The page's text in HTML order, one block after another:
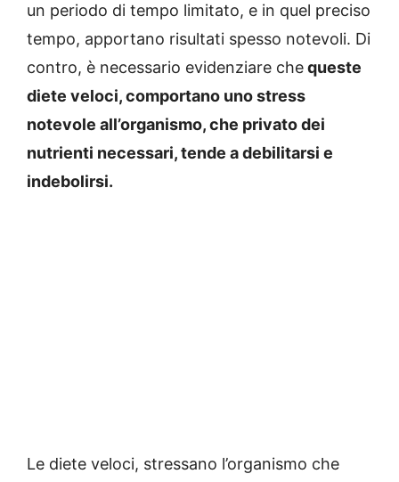
un periodo di tempo limitato, e in quel preciso
tempo, apportano risultati spesso notevoli. Di
contro, è necessario evidenziare chequeste
diete veloci, comportano uno stress
notevole all’organismo, che privato dei
nutrienti necessari, tende a debilitarsi e
indebolirsi.
Le diete veloci, stressano l’organismo che